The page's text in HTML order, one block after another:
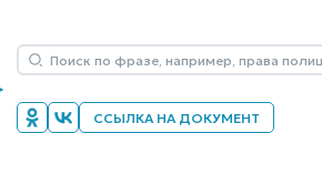
ССЫЛКА НА ДОКУМЕНТ